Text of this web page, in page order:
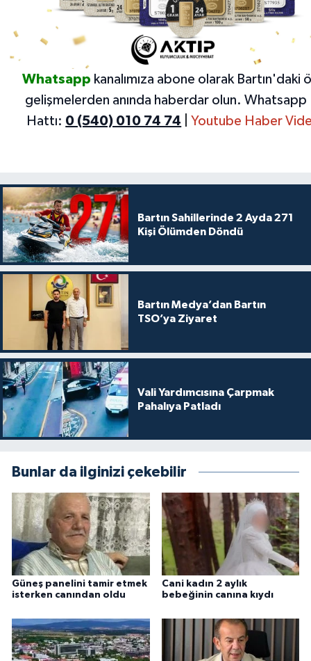
Whatsapp kanalımıza abone olarak Bartın'daki
gelişmelerden anında haberdar olun. Whatsapp
Hattı: 0 (540) 010 74 74 Youtube Haber
Bartın Sahillerinde 2 Ayda 271
Kişi Ölümden Döndü
Bartın Medya’dan Bartın
TSO’ya Ziyaret
Vali Yardımcısına Çarpmak
Pahalıya Patladı
Bunlar da ilginizi çekebilir
Güneş panelini tamir etmek
isterken canından oldu
Cani kadın 2 aylık
bebeğinin canına kıydı